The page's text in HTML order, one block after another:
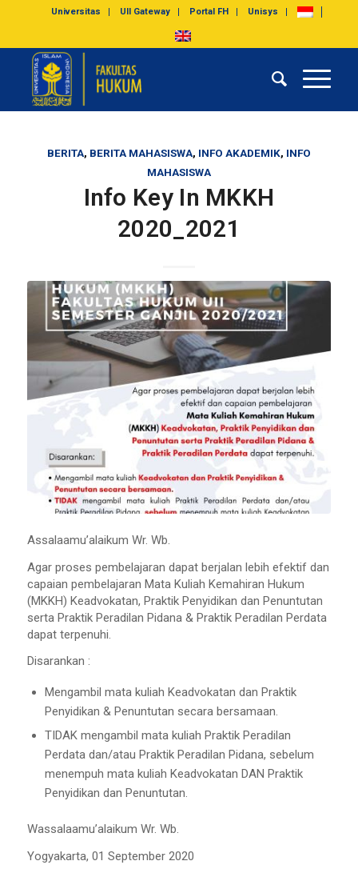
Universitas UII Gateway Portal FH Unisys
BERITA, BERITA MAHASISWA, INFO AKADEMIK, INFO
MAHASISWA
Info Key In MKKH
2020_2021
Assalaamu’alaikum Wr. Wb.
Agar proses pembelajaran dapat berjalan lebih efektif dan
capaian pembelajaran Mata Kuliah Kemahiran Hukum
(MKKH) Keadvokatan, Praktik Penyidikan dan Penuntutan
serta Praktik Peradilan Pidana & Praktik Peradilan Perdata
dapat terpenuhi.
Disarankan :
Mengambil mata kuliah Keadvokatan dan Praktik
Penyidikan & Penuntutan secara bersamaan.
TIDAK mengambil mata kuliah Praktik Peradilan
Perdata dan/atau Praktik Peradilan Pidana, sebelum
menempuh mata kuliah Keadvokatan DAN Praktik
Penyidikan dan Penuntutan.
Wassalaamu’alaikum Wr. Wb.
Yogyakarta, 01 September 2020